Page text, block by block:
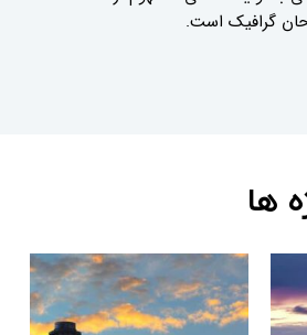
گرافیک است.
ها